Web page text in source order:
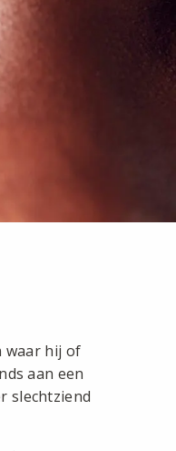
waar hij of
aan een
slechtziend